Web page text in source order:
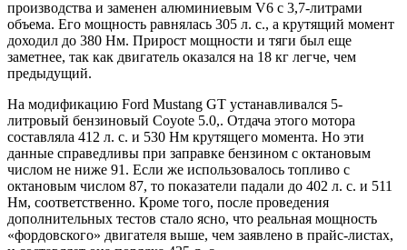
производства и заменен алюминиевым V6 с 3,7-литрами
объема. Его мощность равнялась 305 л. с., а крутящий момент
доходил до 380 Нм. Прирост мощности и тяги был еще
заметнее, так как двигатель оказался на 18 кг легче, чем
предыдущий.
На модификацию Ford Mustang GT устанавливался 5-
литровый бензиновый Coyote 5.0,. Отдача этого мотора
составляла 412 л. с. и 530 Нм крутящего момента. Но эти
данные справедливы при заправке бензином с октановым
числом не ниже 91. Если же использовалось топливо с
октановым числом 87, то показатели падали до 402 л. с. и 511
Нм, соответственно. Кроме того, после проведения
дополнительных тестов стало ясно, что реальная мощность
«фордовского» двигателя выше, чем заявлено в прайс-листах,